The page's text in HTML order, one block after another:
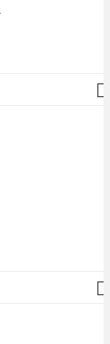

